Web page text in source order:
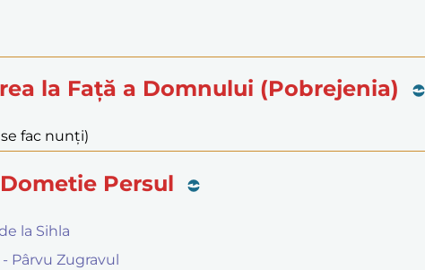
la Față a Domnului (Pobrejenia)
fac nunți)
Persul
la Sihla
Pârvu Zugravul